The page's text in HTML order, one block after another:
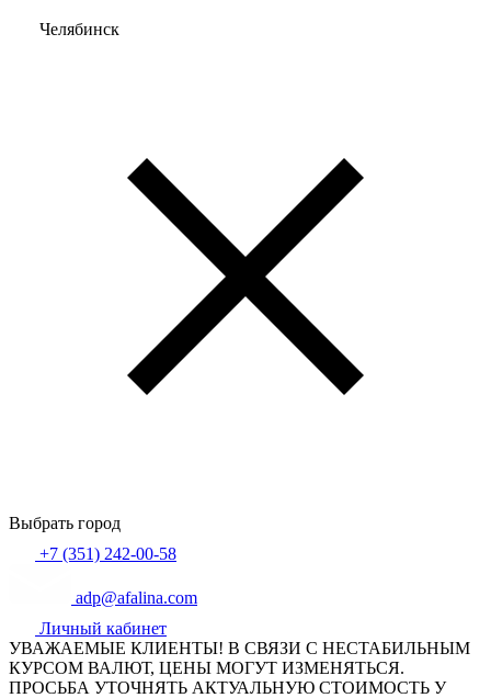
Челябинск
Выбрать город
+7 (351) 242-00-58
adp@afalina.com
Личный кабинет
УВАЖАЕМЫЕ КЛИЕНТЫ! В СВЯЗИ С НЕСТАБИЛЬНЫМ
КУРСОМ ВАЛЮТ, ЦЕНЫ МОГУТ ИЗМЕНЯТЬСЯ.
ПРОСЬБА УТОЧНЯТЬ АКТУАЛЬНУЮ СТОИМОСТЬ У